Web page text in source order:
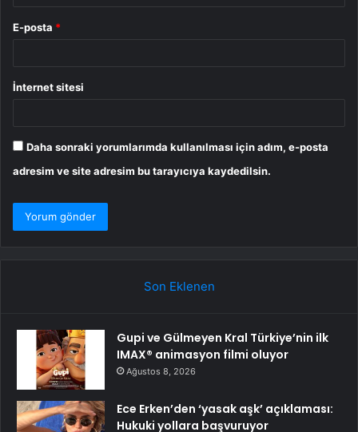
E-posta *
İnternet sitesi
Daha sonraki yorumlarımda kullanılması için adım, e-posta
adresim ve site adresim bu tarayıcıya kaydedilsin.
Son Eklenen
Gupi ve Gülmeyen Kral Türkiye’nin ilk
IMAX® animasyon filmi oluyor
Ağustos 8, 2026
Ece Erken’den ‘yasak aşk’ açıklaması:
Hukuki yollara başvuruyor